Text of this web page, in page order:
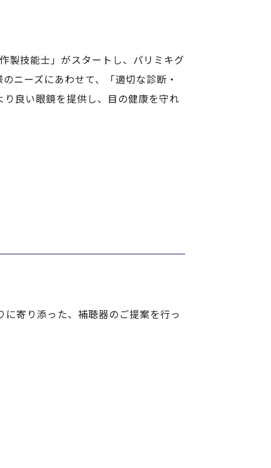
製技能士」がスタートし、パリミキグ
ニーズにあわせて、「適切な診断・
良い眼鏡を提供し、目の健康を守れ
寄り添った、補聴器のご提案を行っ